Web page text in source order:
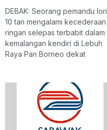
DEBAK: Seorang pemandu lori
10 tan mengalami kecederaan
ringan selepas terbabit dalam
kemalangan kendiri di Lebuh
Raya Pan Borneo dekat